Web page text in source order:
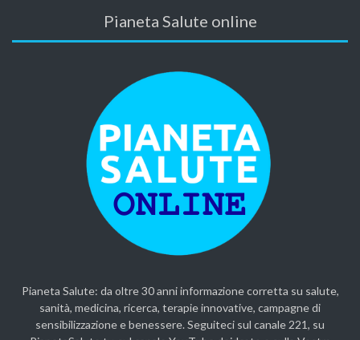
Pianeta Salute online
Pianeta Salute: da oltre 30 anni informazione corretta su salute,
sanità, medicina, ricerca, terapie innovative, campagne di
sensibilizzazione e benessere. Seguiteci sul canale 221, su